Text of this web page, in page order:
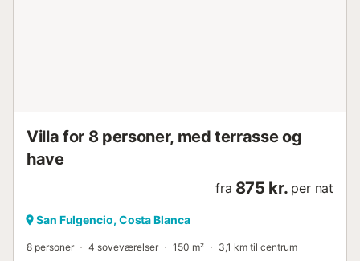
Villa for 8 personer, med terrasse og
have
fra 875 kr. per nat
San Fulgencio, Costa Blanca
8 personer 4 soveværelser 150 m² 3,1 km til centrum